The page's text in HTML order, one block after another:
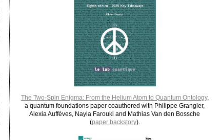
The Two-Spin Enigma: From the Helium Atom to Quantum Ontology,
a quantum foundations paper coauthored with Philippe Grangier,
Alexia Auffèves, Nayla Farouki and Mathias Van den Bossche
(paper backstory).